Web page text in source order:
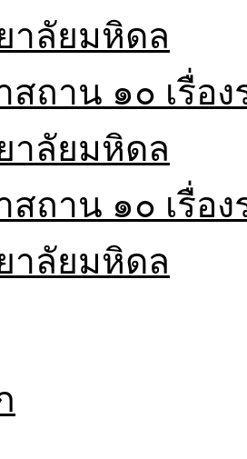
าลัยมหิดล
ถาน ๑๐ เรื่อ
าลัยมหิดล
ถาน ๑๐ เรื่อ
าลัยมหิดล